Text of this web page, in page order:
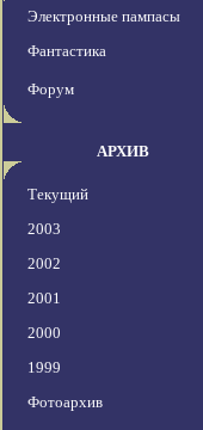
Электронные пампасы
Фантастика
Форум
АРХИВ
Текущий
2003
2002
2001
2000
1999
Фотоархив